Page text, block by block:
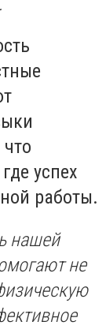
успех
работы.
нашей
не